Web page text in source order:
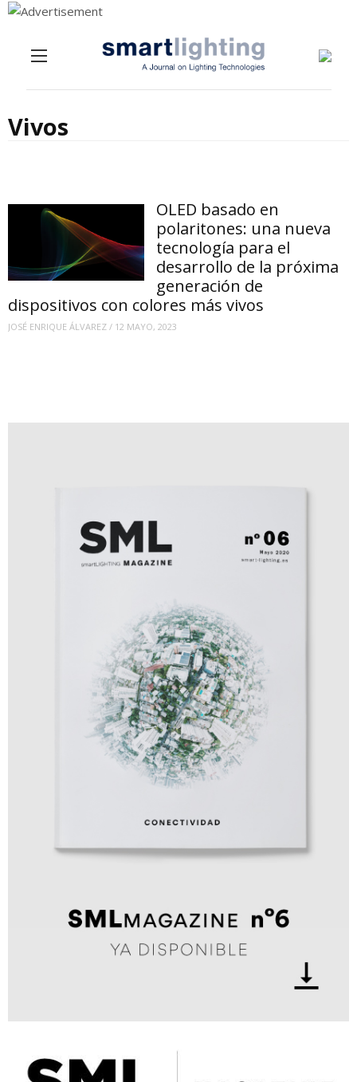
Vivos
OLED basado en
polaritones: una nueva
tecnología para el
desarrollo de la próxima
generación de
dispositivos con colores más vivos
JOSÉ ENRIQUE ÁLVAREZ / 12 MAYO, 2023